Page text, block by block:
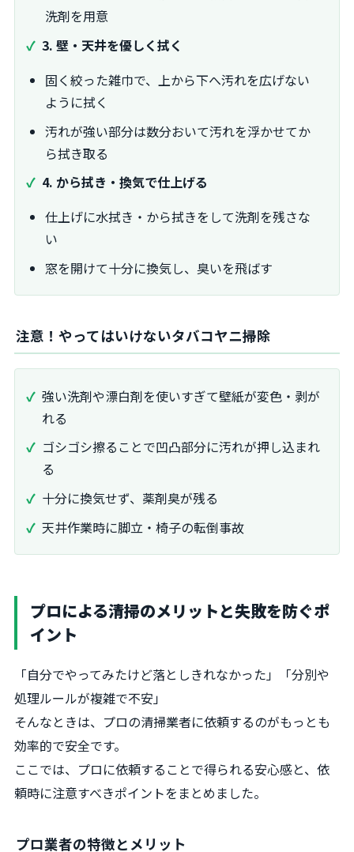
洗剤を用意
3. 壁・天井を優しく拭く
固く絞った雑巾で、上から下へ汚れを広げない
ように拭く
汚れが強い部分は数分おいて汚れを浮かせてか
ら拭き取る
4. から拭き・換気で仕上げる
仕上げに水拭き・から拭きをして洗剤を残さな
い
窓を開けて十分に換気し、臭いを飛ばす
注意！やってはいけないタバコヤニ掃除
強い洗剤や漂白剤を使いすぎて壁紙が変色・剥が
れる
ゴシゴシ擦ることで凹凸部分に汚れが押し込まれ
る
十分に換気せず、薬剤臭が残る
天井作業時に脚立・椅子の転倒事故
プロによる清掃のメリットと失敗を防ぐポ
イント
「自分でやってみたけど落としきれなかった」「分別や
処理ルールが複雑で不安」
そんなときは、プロの清掃業者に依頼するのがもっとも
効率的で安全です。
ここでは、プロに依頼することで得られる安心感と、依
頼時に注意すべきポイントをまとめました。
プロ業者の特徴とメリット